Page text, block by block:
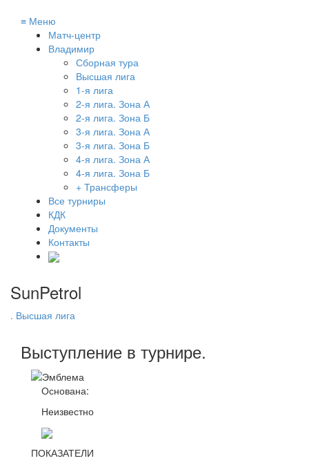
≡ Меню
Матч-центр
Владимир
Сборная тура
Высшая лига
1-я лига
2-я лига. Зона А
2-я лига. Зона Б
3-я лига. Зона А
3-я лига. Зона Б
4-я лига. Зона А
4-я лига. Зона Б
+ Трансферы
Все турниры
КДК
Документы
Контакты
SunPetrol
. Высшая лига
Выступление в турнире.
Основана:
Неизвестно
ПОКАЗАТЕЛИ